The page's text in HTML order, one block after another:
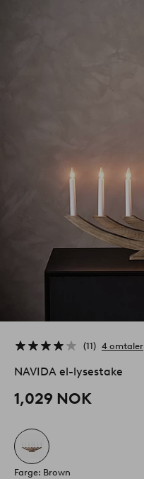
11 4 omtaler
NAVIDA el-lysestake
1,029 NOK
Farge: Brown